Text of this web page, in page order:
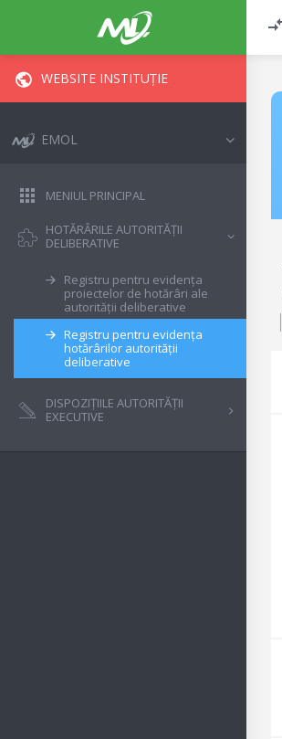
WEBSITE INSTITUȚIE
EMOL
MENIUL PRINCIPAL
HOTĂRÂRILE AUTORITĂȚII
DELIBERATIVE
Registru pentru evidența
proiectelor de hotărâri ale
autorității deliberative
Registru pentru evidența
hotărârilor autorității
deliberative
DISPOZIȚIILE AUTORITĂȚII
EXECUTIVE